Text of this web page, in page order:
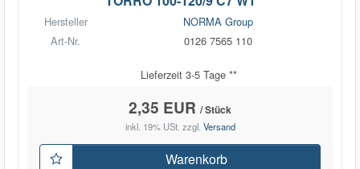
Hersteller
NORMA Group
Art-Nr.
0126 7565 110
Lieferzeit 3-5 Tage **
2,35 EUR / Stück
inkl. 19% USt. zzgl. Versand
Warenkorb